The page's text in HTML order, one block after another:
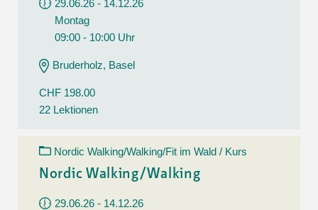
29.06.26 - 14.12.26
Montag
09:00 - 10:00 Uhr
Bruderholz, Basel
CHF 198.00
22 Lektionen
Nordic Walking/Walking/Fit im Wald / Kurs
Nordic Walking/Walking
29.06.26 - 14.12.26